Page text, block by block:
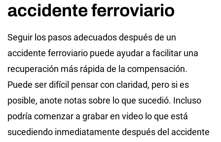
accidente ferroviario
Seguir los pasos adecuados después de un
accidente ferroviario puede ayudar a facilitar una
recuperación más rápida de la compensación.
Puede ser difícil pensar con claridad, pero si es
posible, anote notas sobre lo que sucedió. Incluso
podría comenzar a grabar en video lo que está
sucediendo inmediatamente después del accidente